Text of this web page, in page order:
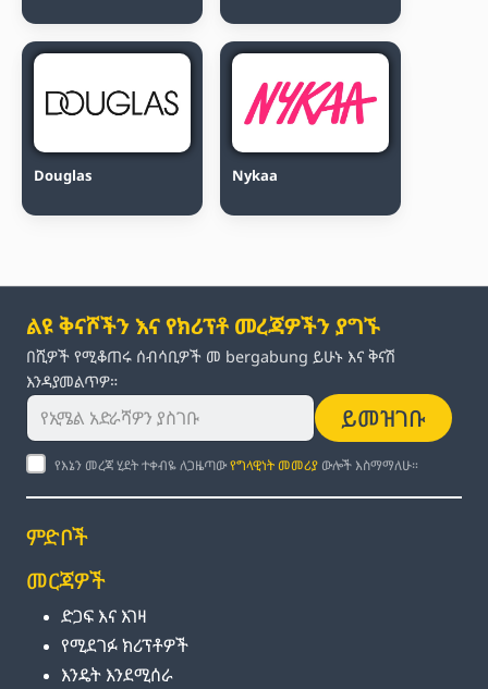
Douglas Nykaa
ልዩ ቅናሾችን እና የክሪፕቶ መረጃዎችን ያግኙ
በሺዎች የሚቆጠሩ ሰብሳቢዎች መ bergabung ይሁኑ እና ቅናሽ
እንዳያመልጥዎ።
ይመዝገቡ
የእኔን መረጃ ሂደት ተቀብዬ ለጋዜጣውየግላዊነት መመሪያ ውሎች እስማማለሁ።
ምድቦች
መርጃዎች
ድጋፍ እና እገዛ
የሚደገፉ ክሪፕቶዎች
እንዴት እንደሚሰራ